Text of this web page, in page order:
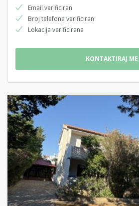
Email verificiran
Broj telefona verificiran
Lokacija verificirana
KONTAKTIRAJ ME